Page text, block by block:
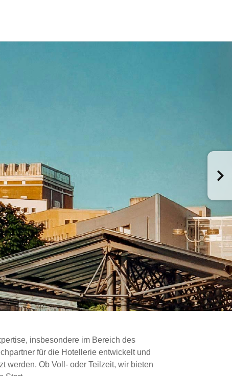
insbesondere im Bereich des
für die Hotellerie entwickelt und
werden. Ob Voll- oder Teilzeit, wir bieten